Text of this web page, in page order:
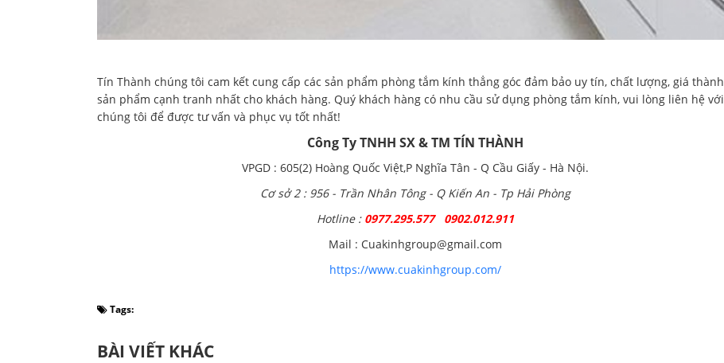
Tín Thành chúng tôi cam kết cung cấp các sản phẩm phòng tắm kính thẳng góc đảm bảo uy tín, chất lượng, giá thành
sản phẩm cạnh tranh nhất cho khách hàng. Quý khách hàng có nhu cầu sử dụng phòng tắm kính, vui lòng liên hệ với
chúng tôi để được tư vấn và phục vụ tốt nhất!
Công Ty TNHH SX & TM TÍN THÀNH
VPGD : 605(2) Hoàng Quốc Việt,P Nghĩa Tân - Q Cầu Giấy - Hà Nội.
Cơ sở 2 : 956 - Trần Nhân Tông - Q Kiến An - Tp Hải Phòng
Hotline : 0977.295.577 0902.012.911
Mail : Cuakinhgroup@gmail.com
https://www.cuakinhgroup.com/
Tags:
BÀI VIẾT KHÁC